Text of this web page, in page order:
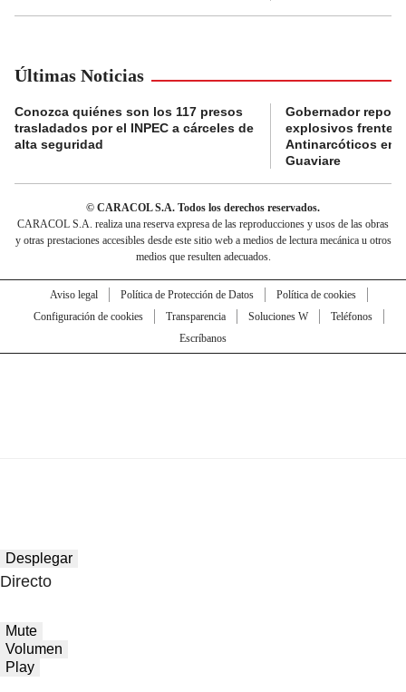
Últimas Noticias
Conozca quiénes son los 117 presos
trasladados por el INPEC a cárceles de
alta seguridad
Gobernador
explosivos frente a
Antinarcóticos en
Guaviare
© CARACOL S.A. Todos los derechos reservados.
CARACOL S.A. realiza una reserva expresa de las reproducciones y usos de las obras
y otras prestaciones accesibles desde este sitio web a medios de lectura mecánica u otros
medios que resulten adecuados.
Aviso legal Política de Protección de Datos
Política de cookies
Configuración de cookies
Transparencia Soluciones W
Teléfonos
Escríbanos
Desplegar
Directo
Mute
Volumen
Play